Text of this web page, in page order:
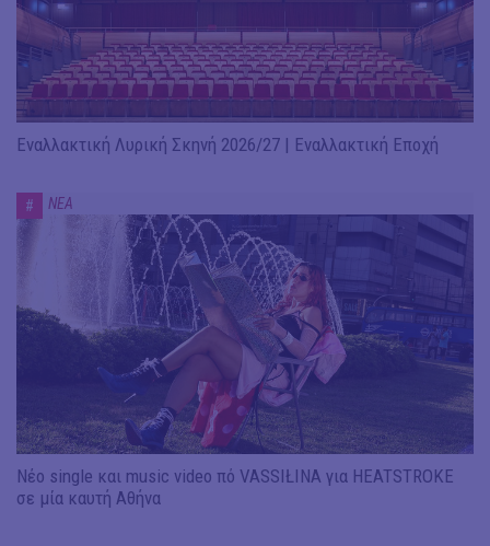
Εναλλακτική Λυρική Σκηνή 2026/27 | Εναλλακτική Εποχή
# ΝΕΑ
Νέο single και music video πό VASSIŁINA για HEATSTROKE
σε μία καυτή Αθήνα